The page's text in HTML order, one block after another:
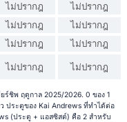
ไม่ปรากฎ ไม่ปรากฎ
ไม่ปรากฎ ไม่ปรากฎ
ไม่ปรากฎ ไม่ปรากฎ
ไม่ปรากฎ ไม่ปรากฎ
ร์ชิพ ฤดูกาล 2025/2026. 0 ของ 1
ประตูของ Kai Andrews ที่ทำได้ต่อ
(ประตู + แอสซิสต์) คือ 2 สำหรับ